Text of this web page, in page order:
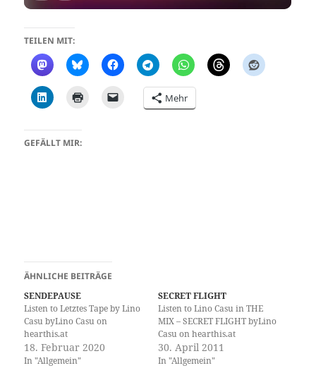
TEILEN MIT:
Mehr
GEFÄLLT MIR:
ÄHNLICHE BEITRÄGE
SENDEPAUSE
Listen to Letztes Tape by Lino
Casu byLino Casu on
hearthis.at
18. Februar 2020
In "Allgemein"
SECRET FLIGHT
Listen to Lino Casu in THE
MIX – SECRET FLIGHT byLino
Casu on hearthis.at
30. April 2011
In "Allgemein"